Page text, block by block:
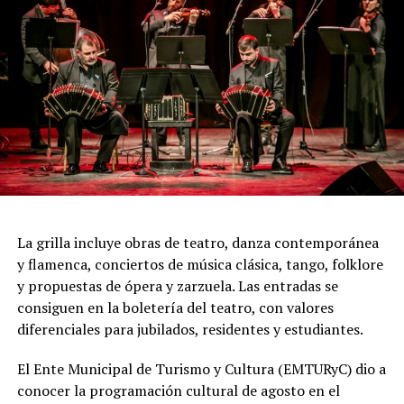
acrobacias, los firuletes y las coreografías
perfectamente sincronizadas convierten cada cuadro en
una demostración de virtuosismo, sensibilidad y trabajo
colectivo.
"Queremos que quienes todavía no conocen Tango
Furia descubran por qué el tango puede emocionar a
todas las generaciones. Y que quienes ya vivieron una de
nuestras funciones tengan ganas de volver, porque cada
función hay meses de ensayo y un enorme trabajo en
equipo para emocionar y sorprender al
público", expresa Emmanuel Marín.
distinguida con los Premios Estrella de Mar 2024 y
2026 como Mejor Espectáculo de Danza y con el Premio
La grilla incluye obras de teatro, danza contemporánea
y flamenca, conciertos de música clásica, tango, folklore
y propuestas de ópera y zarzuela. Las entradas se
consiguen en la boletería del teatro, con valores
diferenciales para jubilados, residentes y estudiantes.
El Ente Municipal de Turismo y Cultura (EMTURyC) dio a
conocer la programación cultural de agosto en el